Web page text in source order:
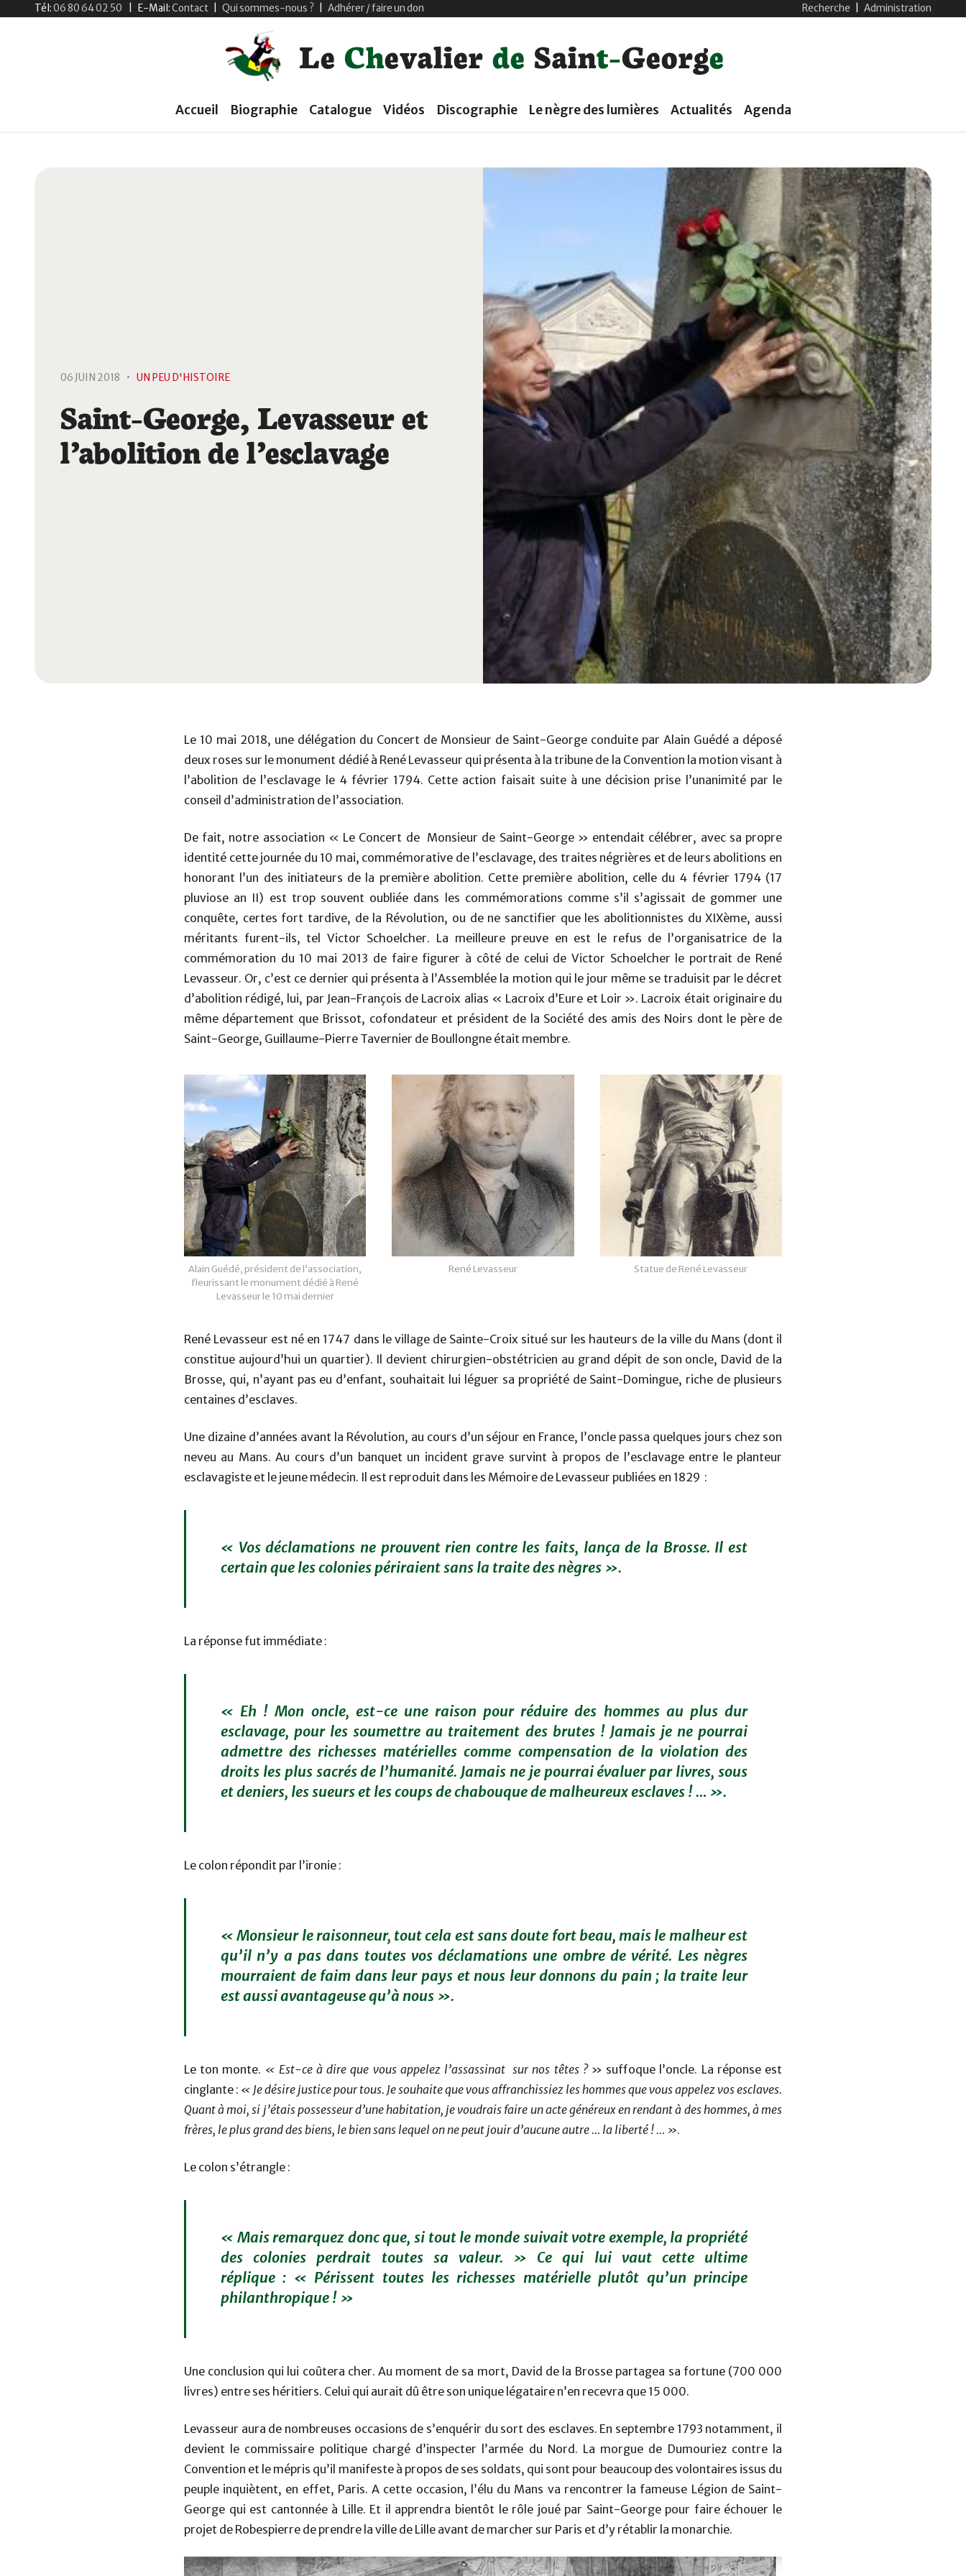
Tél:06 80 64 02 50 E-Mail:Contact Qui sommes-nous ? Adhérer / faire un don Recherche Administration
Le Chevalier de Saint-George
Accueil Biographie Catalogue Vidéos Discographie Le nègre des lumières Actualités Agenda
06 JUIN 2018 • UN PEU D'HISTOIRE
Saint-George, Levasseur et
l’abolition de l’esclavage
Le 10 mai 2018, une délégation du Concert de Monsieur de Saint-George conduite par Alain Guédé a déposé
deux roses sur le monument dédié à René Levasseur qui présenta à la tribune de la Convention la motion visant à
l’abolition de l’esclavage le 4 février 1794. Cette action faisait suite à une décision prise l’unanimité par le
conseil d’administration de l’association.
De fait, notre association « Le Concert de Monsieur de Saint-George » entendait célébrer, avec sa propre
identité cette journée du 10 mai, commémorative de l’esclavage, des traites négrières et de leurs abolitions en
honorant l’un des initiateurs de la première abolition. Cette première abolition, celle du 4 février 1794 (17
pluviose an II) est trop souvent oubliée dans les commémorations comme s’il s’agissait de gommer une
conquête, certes fort tardive, de la Révolution, ou de ne sanctifier que les abolitionnistes du XIXème, aussi
méritants furent-ils, tel Victor Schoelcher. La meilleure preuve en est le refus de l’organisatrice de la
commémoration du 10 mai 2013 de faire figurer à côté de celui de Victor Schoelcher le portrait de René
Levasseur. Or, c’est ce dernier qui présenta à l’Assemblée la motion qui le jour même se traduisit par le décret
d’abolition rédigé, lui, par Jean-François de Lacroix alias « Lacroix d’Eure et Loir ». Lacroix était originaire du
même département que Brissot, cofondateur et président de la Société des amis des Noirs dont le père de
Saint-George, Guillaume-Pierre Tavernier de Boullongne était membre.
Alain Guédé, président de l’association,
fleurissant le monument dédié à René
Levasseur le 10 mai dernier
René Levasseur Statue de René Levasseur
René Levasseur est né en 1747 dans le village de Sainte-Croix situé sur les hauteurs de la ville du Mans (dont il
constitue aujourd’hui un quartier). Il devient chirurgien-obstétricien au grand dépit de son oncle, David de la
Brosse, qui, n’ayant pas eu d’enfant, souhaitait lui léguer sa propriété de Saint-Domingue, riche de plusieurs
centaines d’esclaves.
Une dizaine d’années avant la Révolution, au cours d’un séjour en France, l’oncle passa quelques jours chez son
neveu au Mans. Au cours d’un banquet un incident grave survint à propos de l’esclavage entre le planteur
esclavagiste et le jeune médecin. Il est reproduit dans les Mémoire de Levasseur publiées en 1829 :
« Vos déclamations ne prouvent rien contre les faits, lança de la Brosse. Il est
certain que les colonies périraient sans la traite des nègres ».
La réponse fut immédiate :
« Eh ! Mon oncle, est-ce une raison pour réduire des hommes au plus dur
esclavage, pour les soumettre au traitement des brutes ! Jamais je ne pourrai
admettre des richesses matérielles comme compensation de la violation des
droits les plus sacrés de l’humanité. Jamais ne je pourrai évaluer par livres, sous
et deniers, les sueurs et les coups de chabouque de malheureux esclaves ! … ».
Le colon répondit par l’ironie :
« Monsieur le raisonneur, tout cela est sans doute fort beau, mais le malheur est
qu’il n’y a pas dans toutes vos déclamations une ombre de vérité. Les nègres
mourraient de faim dans leur pays et nous leur donnons du pain ; la traite leur
est aussi avantageuse qu’à nous ».
Le ton monte. « Est-ce à dire que vous appelez l’assassinat sur nos têtes ?» suffoque l’oncle. La réponse est
cinglante : « Je désire justice pour tous. Je souhaite que vous affranchissiez les hommes que vous appelez vos esclaves.
Quant à moi, si j’étais possesseur d’une habitation, je voudrais faire un acte généreux en rendant à des hommes, à mes
frères, le plus grand des biens, le bien sans lequel on ne peut jouir d’aucune autre … la liberté ! … ».
Le colon s’étrangle :
« Mais remarquez donc que, si tout le monde suivait votre exemple, la propriété
des colonies perdrait toutes sa valeur. » Ce qui lui vaut cette ultime
réplique : « Périssent toutes les richesses matérielle plutôt qu’un principe
philanthropique ! »
Une conclusion qui lui coûtera cher. Au moment de sa mort, David de la Brosse partagea sa fortune (700 000
livres) entre ses héritiers. Celui qui aurait dû être son unique légataire n’en recevra que 15 000.
Levasseur aura de nombreuses occasions de s’enquérir du sort des esclaves. En septembre 1793 notamment, il
devient le commissaire politique chargé d’inspecter l’armée du Nord. La morgue de Dumouriez contre la
Convention et le mépris qu’il manifeste à propos de ses soldats, qui sont pour beaucoup des volontaires issus du
peuple inquiètent, en effet, Paris. A cette occasion, l’élu du Mans va rencontrer la fameuse Légion de Saint-
George qui est cantonnée à Lille. Et il apprendra bientôt le rôle joué par Saint-George pour faire échouer le
projet de Robespierre de prendre la ville de Lille avant de marcher sur Paris et d’y rétablir la monarchie.